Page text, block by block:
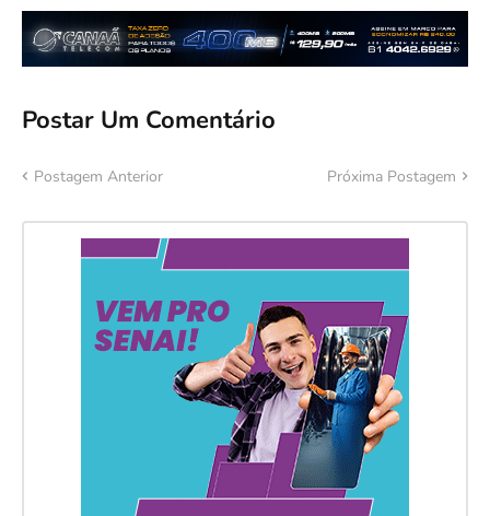
Postar Um Comentário
Postagem Anterior Próxima Postagem